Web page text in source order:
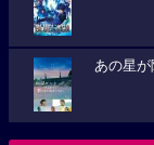
あの星が